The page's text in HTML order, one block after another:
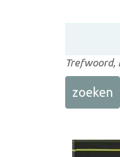
Trefwoord,